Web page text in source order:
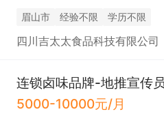
眉山市 经验不限 学历不限
四川吉太太食品科技有限公司
连锁卤味品牌-地推宣传员
5000-10000元/月